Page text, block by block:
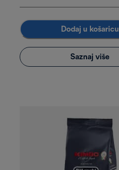
Dodaj u košaricu
Saznaj više